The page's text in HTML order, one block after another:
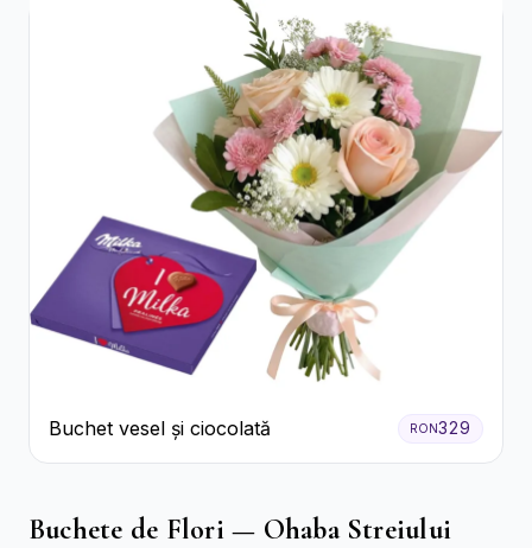
Buchet vesel și ciocolată RON329
Buchete de Flori — Ohaba Streiului